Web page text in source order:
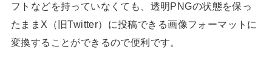
フトなどを持っていなくても、透明PNGの状態を保っ
たままX（旧Twitter）に投稿できる画像フォーマットに
変換することができるので便利です。